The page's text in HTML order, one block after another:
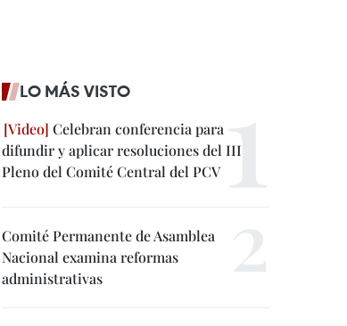
LO MÁS VISTO
Celebran conferencia para
difundir y aplicar resoluciones del III
Pleno del Comité Central del PCV
Comité Permanente de Asamblea
Nacional examina reformas
administrativas